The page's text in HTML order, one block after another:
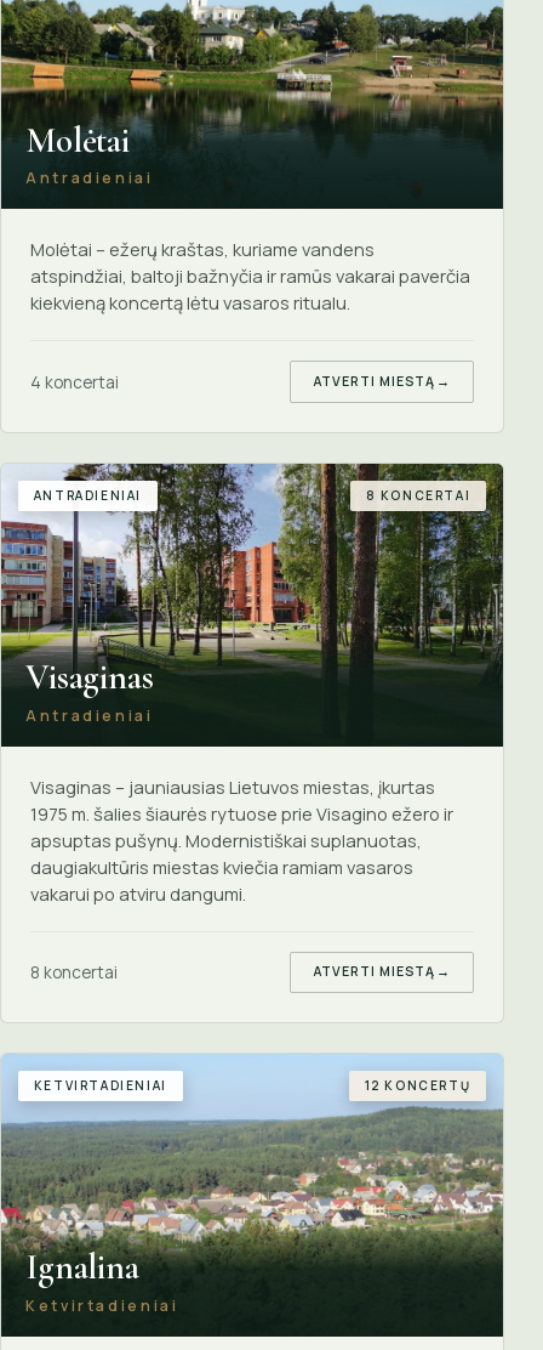
Molėtai
Antradieniai
Molėtai – ežerų kraštas, kuriame vandens
atspindžiai, baltoji bažnyčia ir ramūs vakarai paverčia
kiekvieną koncertą lėtu vasaros ritualu.
4 koncertai ATVERTI MIESTĄ →
ANTRADIENIAI 8 KONCERTAI
Visaginas
Antradieniai
Visaginas – jauniausias Lietuvos miestas, įkurtas
1975 m. šalies šiaurės rytuose prie Visagino ežero ir
apsuptas pušynų. Modernistiškai suplanuotas,
daugiakultūris miestas kviečia ramiam vasaros
vakarui po atviru dangumi.
8 koncertai ATVERTI MIESTĄ →
KETVIRTADIENIAI 12 KONCERTŲ
Ignalina
Ketvirtadieniai